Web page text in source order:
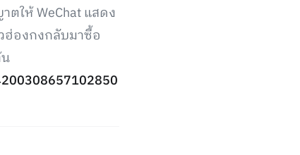
ตให้ WeChat แสดง
ฮ่องกงกลับมาซื้อ